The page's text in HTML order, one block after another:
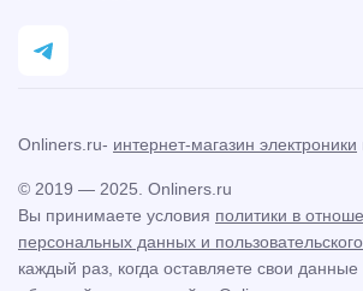
Вы принимаете условия политики в
персональных данных и
каждый раз, когда оставляете свои
© 2019 — 2025. Onliners.ru
Onliners.ru- интернет-магазин электроники